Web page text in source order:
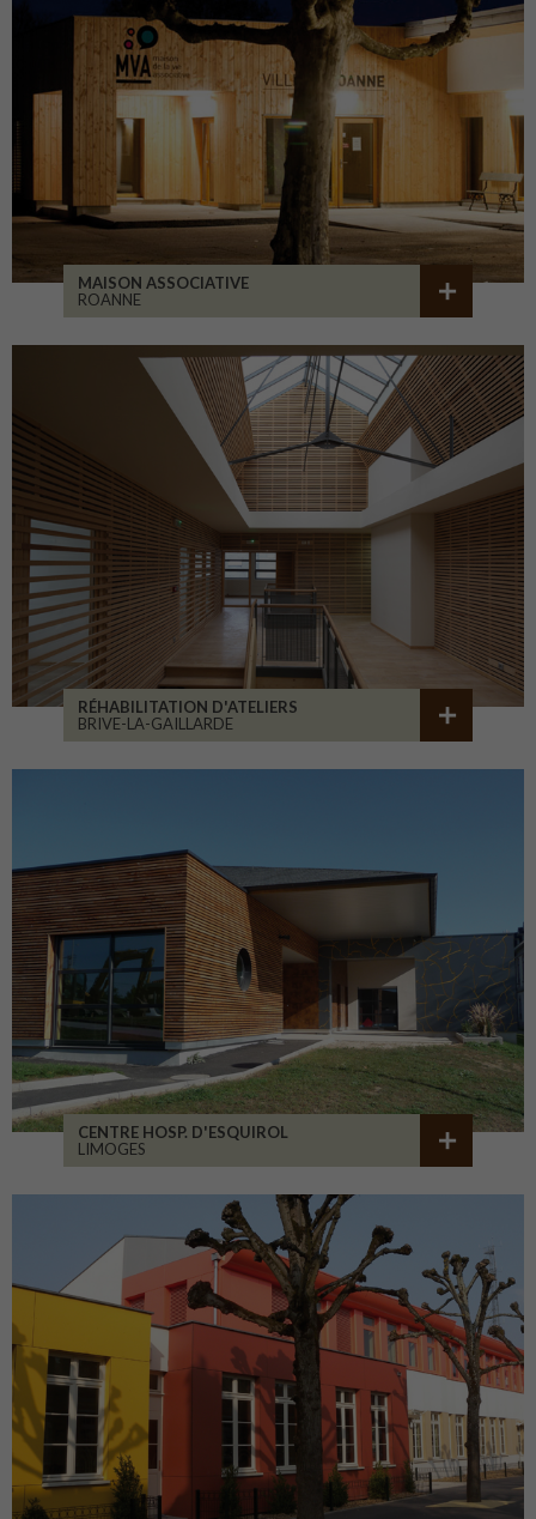
MAISON ASSOCIATIVE
ROANNE
RÉHABILITATION D'ATELIERS
BRIVE-LA-GAILLARDE
CENTRE HOSP. D'ESQUIROL
LIMOGES